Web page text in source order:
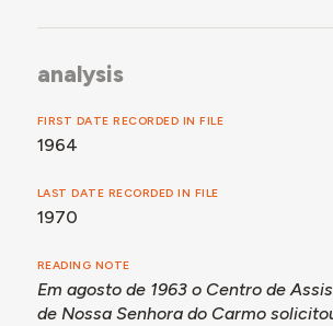
analysis
FIRST DATE RECORDED IN FILE
1964
LAST DATE RECORDED IN FILE
1970
READING NOTE
Em agosto de 1963 o Centro de
de Nossa Senhora do Carmo